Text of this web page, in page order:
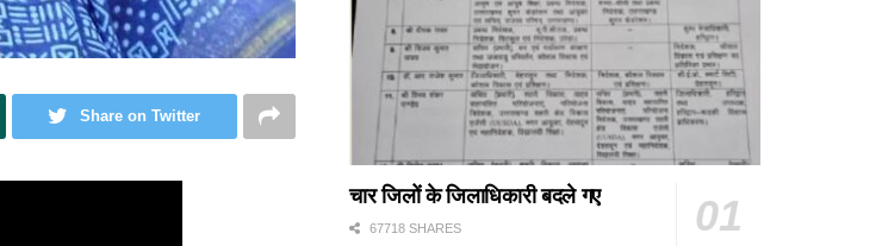
Share on Twitter
चार जिलों के जिलाधिकारी बदले गए
67718 SHARES